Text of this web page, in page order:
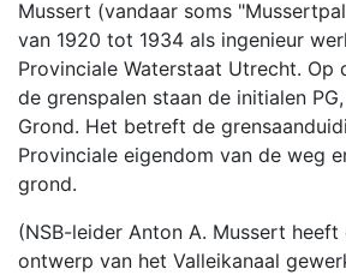
Mussert (vandaar soms
van 1920 tot 1934 als ingenieur
Provinciale Waterstaat Utrecht. Op
de grenspalen staan de initialen
Grond. Het betreft de
Provinciale eigendom van de weg
grond.
(NSB-leider Anton A. Mussert heeft
ontwerp van het Valleikanaal